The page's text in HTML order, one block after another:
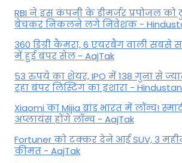
RBI ने इस कंपनी के डीमर्जर प्रपोजल को
बेचकर निकलने लगे निवेशक -
360 डिग्री कैमरा, 6 एयरबैग वाली सबसे
में हुई बंपर सेल - AajTak
53 रुपये का शेयर, IPO में 138 गुना से
रहा बंपर लिस्टिंग का इशारा - Hindustan
Xiaomi का Mijia ब्रांड भारत में लॉन्च!
अप्लायंस होंगे लॉन्च - AajTak
Fortuner को टक्कर देने आई SUV, 3
कीमत - AajTak